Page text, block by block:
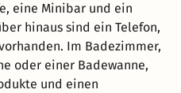
eine Minibar und ein
hinaus sind ein Telefon,
Im Badezimmer,
oder einer Badewanne,
und einen